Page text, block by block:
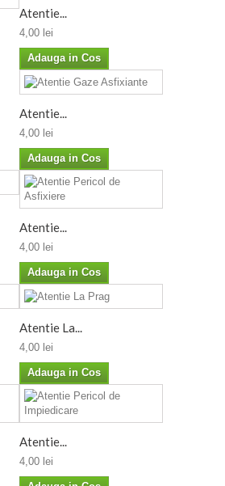
Atentie...
4,00 lei
Adauga in Cos
Atentie...
4,00 lei
Adauga in Cos
Atentie...
4,00 lei
Adauga in Cos
Atentie La...
4,00 lei
Adauga in Cos
Atentie...
4,00 lei